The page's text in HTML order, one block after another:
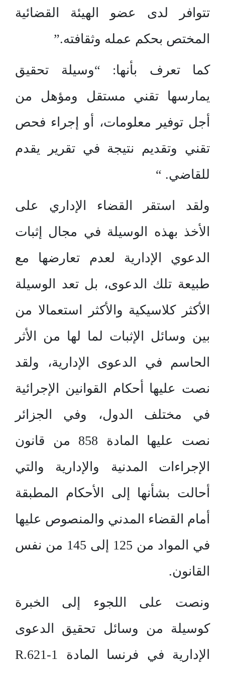
تتوافر لدى عضو الهيئة القضائية
المختص بحكم عمله وثقافته.”
كما تعرف بأنها: “وسيلة تحقيق
يمارسها تقني مستقل ومؤهل من
أجل توفير معلومات، أو إجراء فحص
تقني وتقديم نتيجة في تقرير يقدم
للقاضي. “
ولقد استقر القضاء الإداري على
الأخذ بهذه الوسيلة في مجال إثبات
الدعوي الإدارية لعدم تعارضها مع
طبيعة تلك الدعوى، بل تعد الوسيلة
الأكثر كلاسيكية والأكثر استعمالا من
بين وسائل الإثبات لما لها من الأثر
الحاسم في الدعوى الإدارية، ولقد
نصت عليها أحكام القوانين الإجرائية
في مختلف الدول، وفي الجزائر
نصت عليها المادة 858 من قانون
الإجراءات المدنية والإدارية والتي
أحالت بشأنها إلى الأحكام المطبقة
أمام القضاء المدني والمنصوص عليها
في المواد من 125 إلى 145 من نفس
القانون.
ونصت على اللجوء إلى الخبرة
كوسيلة من وسائل تحقيق الدعوى
الإدارية في فرنسا المادة R.621-1